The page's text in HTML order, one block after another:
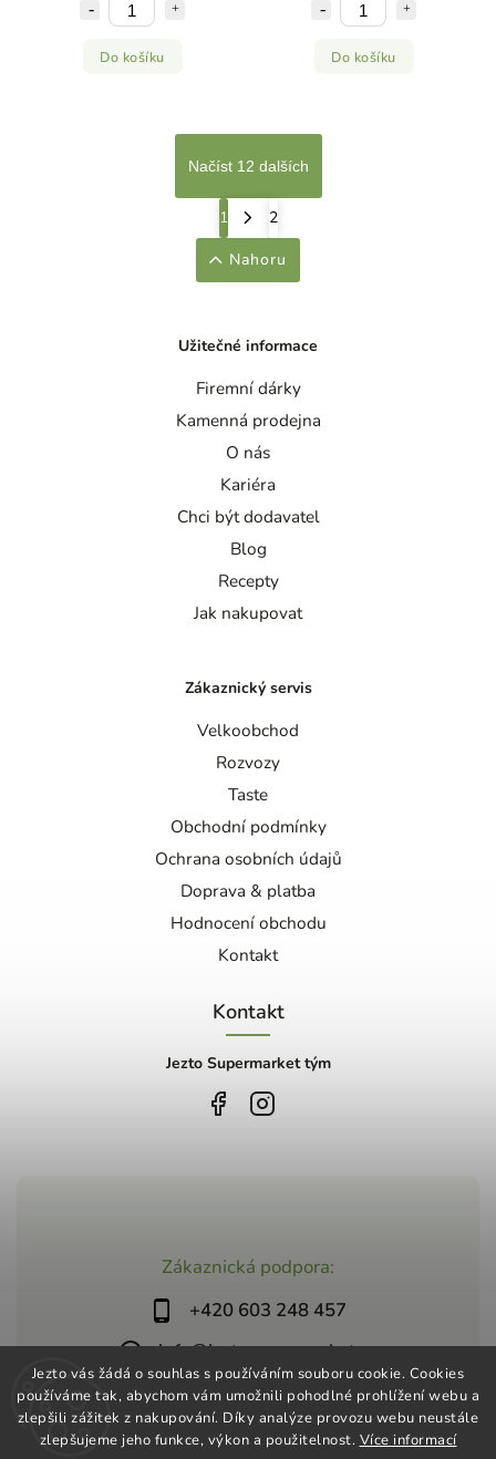
Jezto vás žádá o souhlas s používáním souboru cookie. Cookies
používáme tak, abychom vám umožnili pohodlné prohlížení webu a
zlepšili zážitek z nakupování. Díky analýze provozu webu neustále
zlepšujeme jeho funkce, výkon a použitelnost. Více informací
Do košíku Do košíku
Načíst 12 dalších
1
2
Nahoru
Zákaznická podpora:
+420 603 248 457
info@jeztosupermarket.cz
Užitečné informace
Firemní dárky
Kamenná prodejna
O nás
Kariéra
Chci být dodavatel
Blog
Recepty
Jak nakupovat
Zákaznický servis
Velkoobchod
Rozvozy
Taste
Obchodní podmínky
Ochrana osobních údajů
Doprava & platba
Hodnocení obchodu
Kontakt
Kontakt
Jezto Supermarket tým